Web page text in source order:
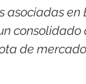
en
de mercado